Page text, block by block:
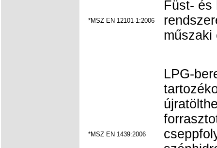
*MSZ EN 12101-1:2006
Füst- és
műszaki
*MSZ EN 1439:2006
LPG-